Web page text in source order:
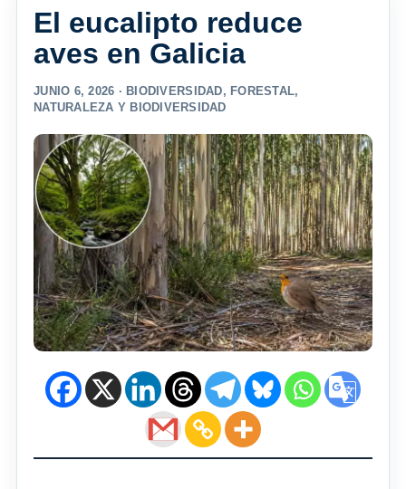
El eucalipto reduce
aves en Galicia
JUNIO 6, 2026 · BIODIVERSIDAD, FORESTAL,
NATURALEZA Y BIODIVERSIDAD